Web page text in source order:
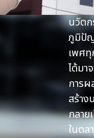
นวัต
ภูมิปั
เพศ
ได้มา
การผ
สร้าง
กลา
ในตล